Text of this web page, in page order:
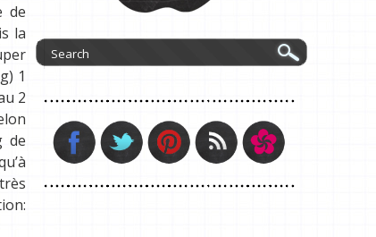
de
la
1
2
de